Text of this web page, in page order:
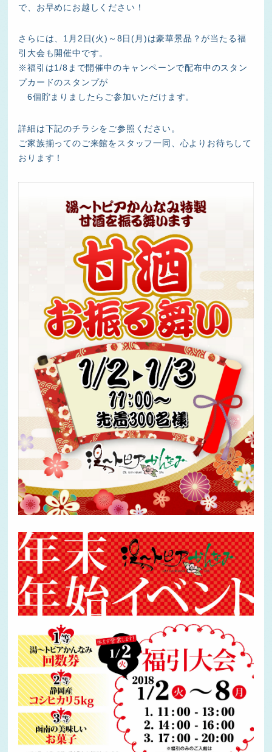
で、お早めにお越しください！
さらには、1月2日(火)～8日(月)は豪華景品？が当たる福
引大会も開催中です。
※福引は1/8まで開催中のキャンペーンで配布中のスタン
プカードのスタンプが
6個貯まりましたらご参加いただけます。
詳細は下記のチラシをご参照ください。
ご家族揃ってのご来館をスタッフ一同、心よりお待ちして
おります！